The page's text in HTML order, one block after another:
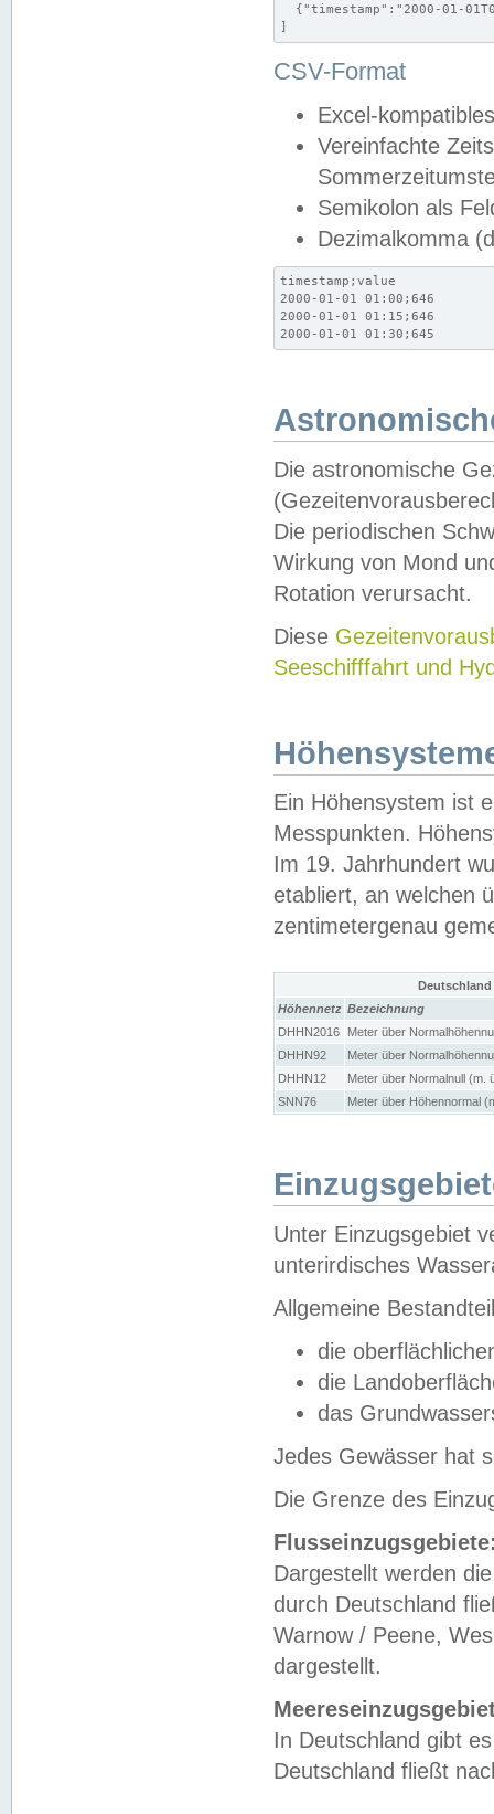
{"timestamp":"2000-01-
]
CSV-Format
Excel-
Vereinfachte
Semikolon als
Dezimalkomma
timestamp;value
2000-01-01 01:00;646
2000-01-01 01:15;646
2000-01-01 01:30;645
Die astronomische
Die periodischen
Wirkung von Mond
Rotation verursacht.
Diese
Seeschifffahrt und
Ein Höhensystem ist
Messpunkten.
Im 19. Jahrhundert
etabliert, an welchen
zentimetergenau
Höhennetz Bezeichnung
DHHN2016
Meter über
DHHN92
Meter über
DHHN12
Meter über Normalnull (m.
SNN76
Meter über Höhennormal
Unter Einzugsgebiet
unterirdisches
Allgemeine
die
die
das
Jedes Gewässer hat
Die Grenze des
Dargestellt werden
durch Deutschland
Warnow / Peene,
dargestellt.
In Deutschland gibt
Deutschland fließt